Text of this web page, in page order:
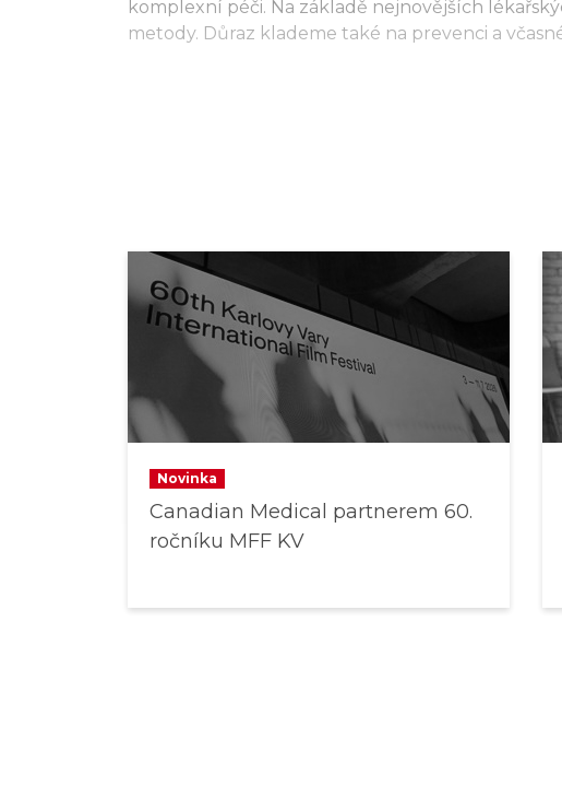
komplexní péči. Na základě nejnovějších
metody. Důraz klademe také na prevenci a
Novinka
Canadian Medical partnerem 60.
ročníku MFF KV